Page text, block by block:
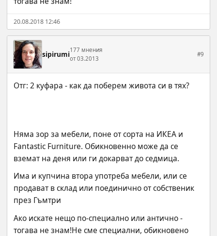
20.08.2018 12:46
sipirumi177 мнения
от 03.2013
#9
Няма зор за мебели, поне от сорта на ИКЕА и
Fantastic Furniture. Обикновенно може да се
вземат на деня или ги докарват до седмица.
Има и купчина втора употреба мебели, или се
продават в склад или поединично от собственик
през Гъмтри
Ако искате нещо по-специално или антично -
тогава не знам!Не сме специални, обикновено